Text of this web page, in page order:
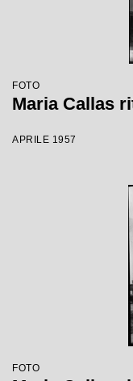
FOTO
Maria Callas
APRILE 1957
FOTO